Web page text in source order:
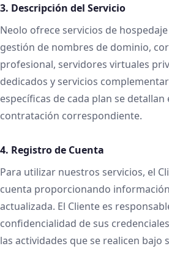
3. Descripción del Servicio
Neolo ofrece servicios de
gestión de nombres de dominio,
profesional, servidores virtuales
dedicados y servicios
específicas de cada plan se detallan
contratación correspondiente.
4. Registro de Cuenta
Para utilizar nuestros servicios, el
cuenta proporcionando
actualizada. El Cliente es
confidencialidad de sus
las actividades que se realicen bajo